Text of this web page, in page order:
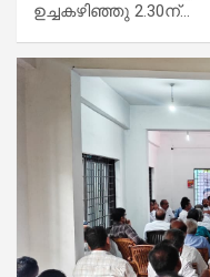
ഉച്ചകഴിഞ്ഞു 2.30ന്…